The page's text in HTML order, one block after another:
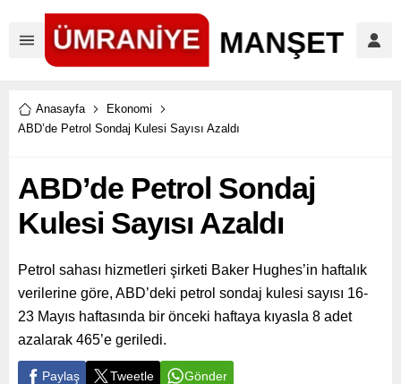
Anasayfa
Ekonomi
ABD’de Petrol Sondaj Kulesi Sayısı Azaldı
ABD’de Petrol Sondaj
Kulesi Sayısı Azaldı
Petrol sahası hizmetleri şirketi Baker Hughes’in haftalık
verilerine göre, ABD’deki petrol sondaj kulesi sayısı 16-
23 Mayıs haftasında bir önceki haftaya kıyasla 8 adet
azalarak 465’e geriledi.
Paylaş Tweetle Gönder